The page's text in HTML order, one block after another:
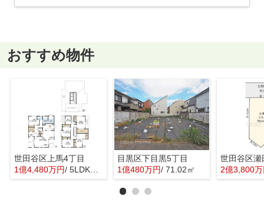
おすすめ物件
世田谷区上馬4丁目
1億4,480万円/ 5LDK＋1S(納戸)
目黒区下目黒5丁目
1億480万円/ 71.02㎡
世田谷区瀬
2億3,800